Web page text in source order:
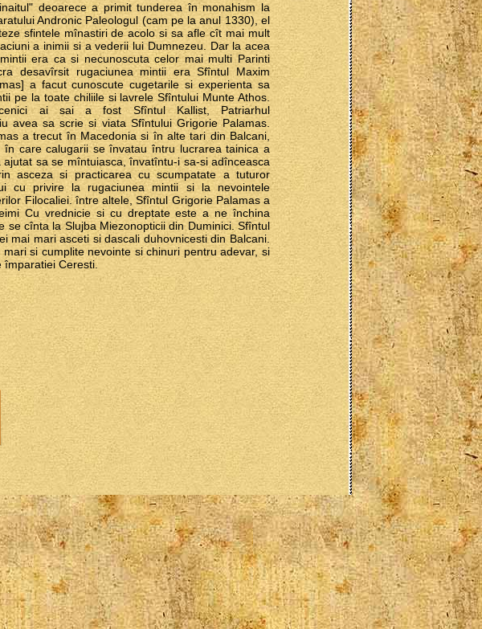
deoarece a primit tunderea în monahism la
Andronic Paleologul (cam pe la anul 1330), el
sfintele mînastiri de acolo si sa afle cît mai mult
a inimii si a vederii lui Dumnezeu. Dar la acea
era ca si necunoscuta celor mai multi Parinti
desavîrsit rugaciunea mintii era Sfîntul Maxim
a facut cunoscute cugetarile si experienta sa
pe la toate chiliile si lavrele Sfîntului Munte Athos.
ai sai a fost Sfîntul Kallist, Patriarhul
avea sa scrie si viata Sfîntului Grigorie Palamas.
a trecut în Macedonia si în alte tari din Balcani,
care calugarii se învatau întru lucrarea tainica a
sa se mîntuiasca, învatîntu-i sa-si adînceasca
asceza si practicarea cu scumpatate a tuturor
cu privire la rugaciunea mintii si la nevointele
Filocaliei. între altele, Sfîntul Grigorie Palamas a
Cu vrednicie si cu dreptate este a ne închina
se cînta la Slujba Miezonopticii din Duminici. Sfîntul
mai mari asceti si dascali duhovnicesti din Balcani.
si cumplite nevointe si chinuri pentru adevar, si
Ceresti.